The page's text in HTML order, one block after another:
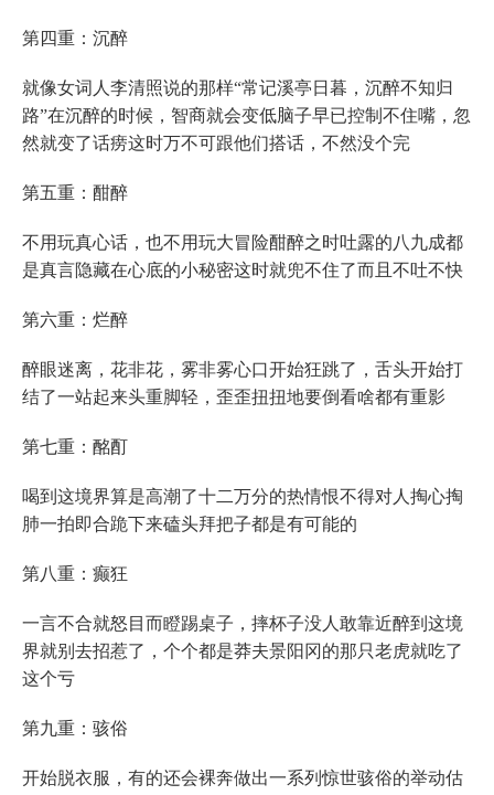
第四重：沉醉
就像女词人李清照说的那样“常记溪亭日暮，沉醉不知归
路”在沉醉的时候，智商就会变低脑子早已控制不住嘴，忽
然就变了话痨这时万不可跟他们搭话，不然没个完
第五重：酣醉
不用玩真心话，也不用玩大冒险酣醉之时吐露的八九成都
是真言隐藏在心底的小秘密这时就兜不住了而且不吐不快
第六重：烂醉
醉眼迷离，花非花，雾非雾心口开始狂跳了，舌头开始打
结了一站起来头重脚轻，歪歪扭扭地要倒看啥都有重影
第七重：酩酊
喝到这境界算是高潮了十二万分的热情恨不得对人掏心掏
肺一拍即合跪下来磕头拜把子都是有可能的
第八重：癫狂
一言不合就怒目而瞪踢桌子，摔杯子没人敢靠近醉到这境
界就别去招惹了，个个都是莽夫景阳冈的那只老虎就吃了
这个亏
第九重：骇俗
开始脱衣服，有的还会裸奔做出一系列惊世骇俗的举动估